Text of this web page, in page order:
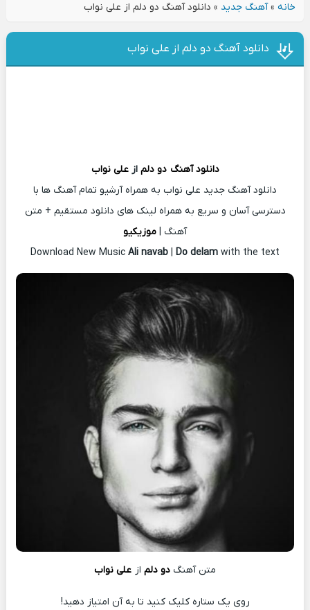
خانه»آهنگ جدید » دانلود آهنگ دو دلم از علی نواب
دانلود آهنگ دو دلم از علی نواب
دانلود آهنگ دو دلم ازعلی نواب
دانلود آهنگ جدید علی نواب به همراه آرشیو تمام آهنگ ها با
دسترسی آسان و سریع به همراه لینک های دانلود مستقیم + متن
آهنگ | موزیکیو
Download New Music Ali navab | Do delam with the text
متن آهنگ دو دلم از علی نواب
روی یک ستاره کلیک کنید تا به آن امتیاز دهید!